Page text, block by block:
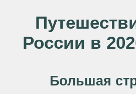
России в
Большая